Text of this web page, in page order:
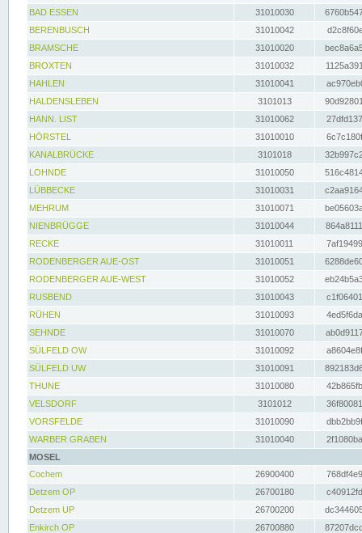
BAD ESSEN
31010030
BERENBUSCH
31010042
BRAMSCHE
31010020
BROXTEN
31010032
HAHLEN
31010041
HALDENSLEBEN
3101013
HANN. LIST
31010062
HÖRSTEL
31010010
KANALBRÜCKE
3101018
LOHNDE
31010050
LÜBBECKE
31010031
MEHRUM
31010071
NIENBRÜGGE
31010044
RECKE
31010011
RODENBERGER AUE-OST
31010051
RODENBERGER AUE-WEST
31010052
RUSBEND
31010043
RÜHEN
31010093
SEHNDE
31010070
SÜLFELD OW
31010092
SÜLFELD UW
31010091
THUNE
31010080
VELSDORF
3101012
VORSFELDE
31010090
WARBER GRABEN
31010040
MOSEL
Cochem
26900400
Detzem OP
26700180
Detzem UP
26700200
Enkirch OP
26700880